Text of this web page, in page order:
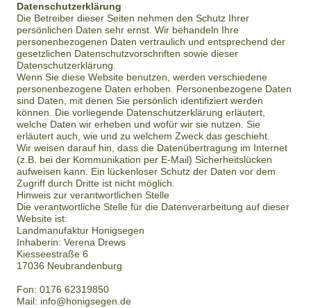
Datenschutzerklärung
Die Betreiber dieser Seiten nehmen den Schutz Ihrer
persönlichen Daten sehr ernst. Wir behandeln Ihre
personenbezogenen Daten vertraulich und entsprechend der
gesetzlichen Datenschutzvorschriften sowie dieser
Datenschutzerklärung.
Wenn Sie diese Website benutzen, werden verschiedene
personenbezogene Daten erhoben. Personenbezogene Daten
sind Daten, mit denen Sie persönlich identifiziert werden
können. Die vorliegende Datenschutzerklärung erläutert,
welche Daten wir erheben und wofür wir sie nutzen. Sie
erläutert auch, wie und zu welchem Zweck das geschieht.
Wir weisen darauf hin, dass die Datenübertragung im Internet
(z.B. bei der Kommunikation per E-Mail) Sicherheitslücken
aufweisen kann. Ein lückenloser Schutz der Daten vor dem
Zugriff durch Dritte ist nicht möglich.
Hinweis zur verantwortlichen Stelle
Die verantwortliche Stelle für die Datenverarbeitung auf dieser
Website ist:
Landmanufaktur Honigsegen
Inhaberin: Verena Drews
Kiesseestraße 6
17036 Neubrandenburg
Fon: 0176 62319850
Mail: info@honigsegen.de